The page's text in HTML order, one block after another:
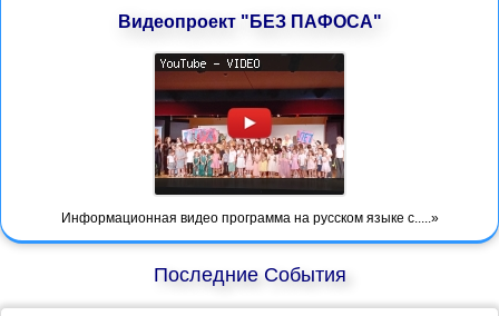
Видеопроект "БЕЗ ПАФОСА"
Информационная видео программа на русском языке с.....»
Последние События